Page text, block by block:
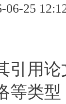
06-25
引用
等类